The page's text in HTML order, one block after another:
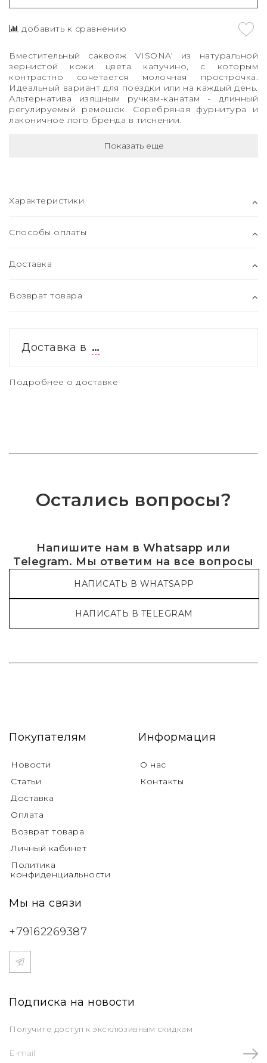
добавить к сравнению
Вместительный саквояж VISONA' из натуральной
зернистой кожи цвета капучино, с которым
контрастно сочетается молочная прострочка.
Идеальный вариант для поездки или на каждый день.
Альтернатива изящным ручкам-канатам - длинный
регулируемый ремешок. Серебряная фурнитура и
лаконичное лого бренда в тиснении.
Показать еще
Характеристики
Способы оплаты
Доставка
Возврат товара
Доставка в …
Подробнее о доставке
Остались вопросы?
Напишите нам в Whatsapp или
Telegram. Мы ответим на все вопросы
НАПИСАТЬ В WHATSAPP
НАПИСАТЬ В TELEGRAM
Покупателям
Новости
Статьи
Доставка
Оплата
Возврат товара
Личный кабинет
Политика
конфиденциальности
Информация
О нас
Контакты
Мы на связи
+79162269387
Подписка на новости
Получите доступ к эксклюзивным скидкам